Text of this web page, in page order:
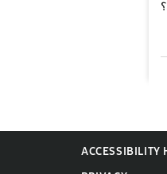
ACCESSIBILITY